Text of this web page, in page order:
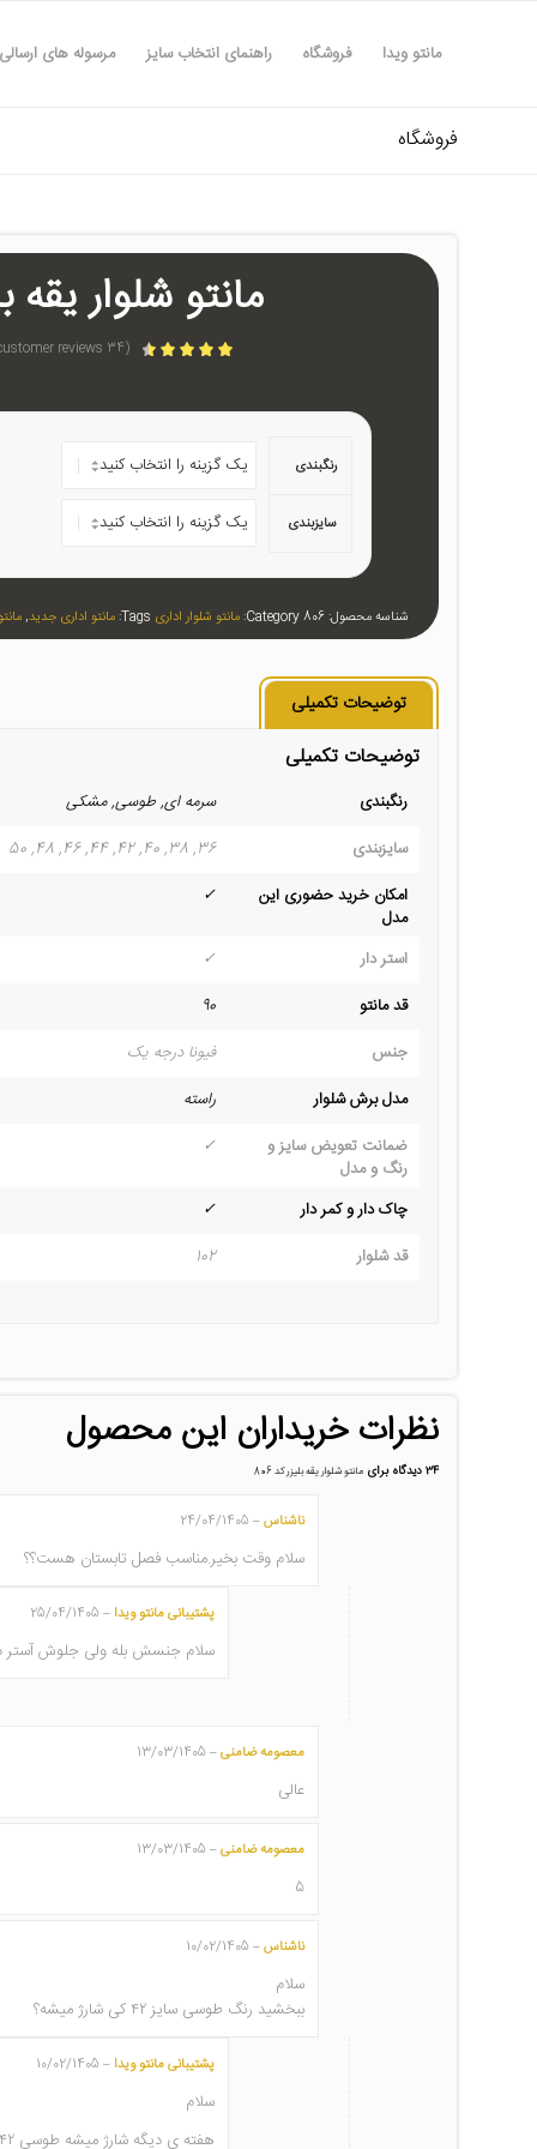
مانتو ویدا فروشگاه راهنمای انتخاب سایز مرسوله های ارسالی
فروشگاه
مانتو شلوار یقه
(
34
رنگبندی
سایزبندی
شناسه محصول:806
Category: مانتو شلوار اداری Tags: مانتو اداری جدید,
توضیحات تکمیلی
توضیحات تکمیلی
رنگبندی
سرمه ای, طوسی, مشکی
سایزبندی
36, 38, 40, 42, 44, 46, 48, 50
امکان خرید حضوری این
مدل
✓
استر دار
✓
قد مانتو
90
جنس
فیونا درجه یک
مدل برش شلوار
راسته
ضمانت تعویض سایز و
رنگ و مدل
✓
چاک دار و کمر دار
✓
قد شلوار
102
نظرات خریداران این محصول
34 دیدگاه برای مانتو شلوار یقه بلیزر کد 806
ناشناس–
24/04/1405
سلام وقت بخیر.مناسب فصل تابستان هست؟؟
پشتیبانی مانتو ویدا –
25/04/1405
سلام جنسش بله ولی جلوش آستر
معصومه ضامنی–
13/03/1405
عالی
معصومه ضامنی–
13/03/1405
۵
ناشناس–
10/02/1405
سلام
ببخشید رنگ طوسی سایز ۴۲ کی شارژ میشه؟
پشتیبانی مانتو ویدا –
10/02/1405
سلام
هفته ی دیگه شارژ میشه طوسی ۴۲